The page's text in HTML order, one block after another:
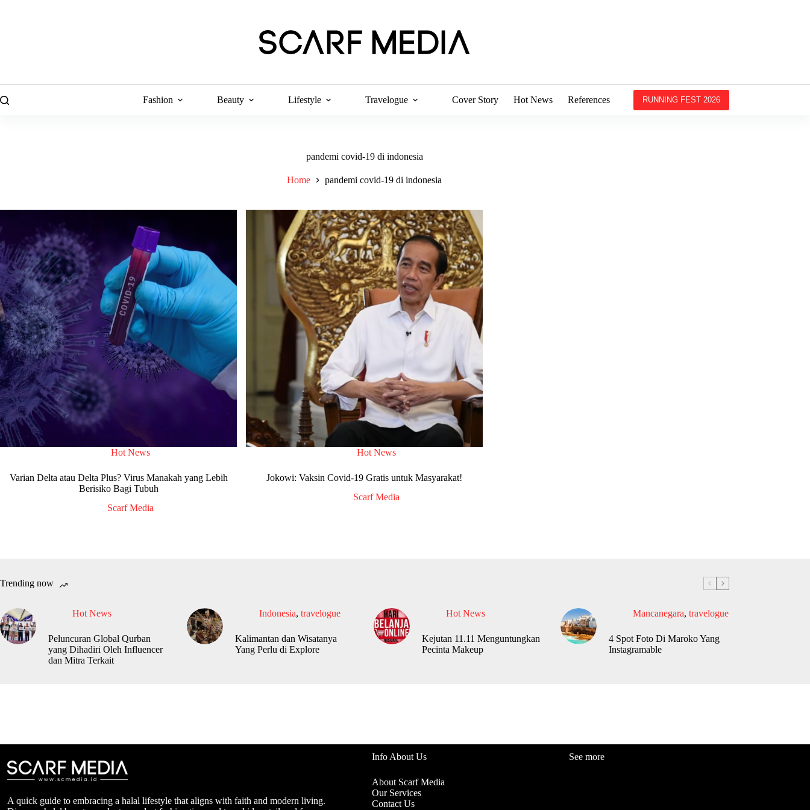
Fashion Beauty Lifestyle Travelogue Cover Story Hot News References RUNNING FEST 2026
pandemi covid-19 di indonesia
Home pandemi covid-19 di indonesia
Hot News
Varian Delta atau Delta Plus? Virus Manakah yang Lebih
Berisiko Bagi Tubuh
Scarf Media
Hot News
Jokowi: Vaksin Covid-19 Gratis untuk Masyarakat!
Scarf Media
Trending now
Hot News
Peluncuran Global Qurban
yang Dihadiri Oleh Influencer
dan Mitra Terkait
Indonesia, travelogue
Kalimantan dan Wisatanya
Yang Perlu di Explore
Hot News
Kejutan 11.11 Menguntungkan
Pecinta Makeup
Mancanegara, travelogue
4 Spot Foto Di Maroko Yang
Instagramable
A quick guide to embracing a halal lifestyle that aligns with faith and modern living.
Info About Us
About Scarf Media
Our Services
Contact Us
See more